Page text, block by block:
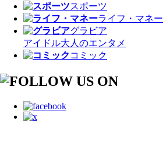
スポーツ
ライフ・マネー
グラビア
アイドル大人のエンタメ
コミック